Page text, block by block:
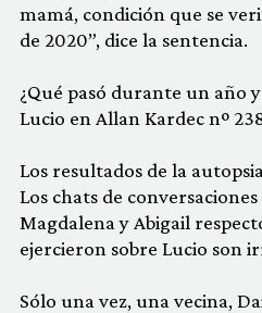
mamá, condición que se
de 2020”, dice la sentencia.
¿Qué pasó durante un año
Lucio en Allan Kardec nº
Los resultados de la
Los chats de
Magdalena y Abigail
ejercieron sobre Lucio son
Sólo una vez, una vecina,